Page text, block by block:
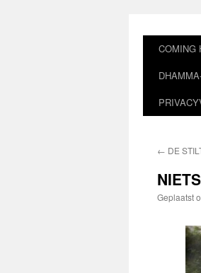
COMING
← DE
Geplaatst